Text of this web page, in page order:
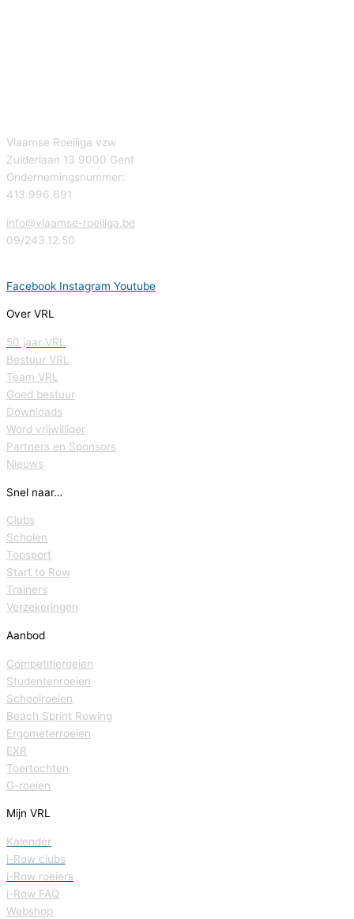
Vlaamse Roeiliga vzw
Zuiderlaan 13 9000 Gent
Ondernemingsnummer:
413.996.691
info@vlaamse-roeiliga.be
09/243.12.50
Facebook Instagram Youtube
Over VRL
50 jaar VRL
Bestuur VRL
Team VRL
Goed bestuur
Downloads
Word vrijwilliger
Partners en Sponsors
Nieuws
Snel naar…
Clubs
Scholen
Topsport
Start to Row
Trainers
Verzekeringen
Aanbod
Competitieroeien
Studentenroeien
Schoolroeien
Beach Sprint Rowing
Ergometerroeien
EXR
Toertochten
G-roeien
Mijn VRL
Kalender
i-Row clubs
i-Row roeiers
i-Row FAQ
Webshop